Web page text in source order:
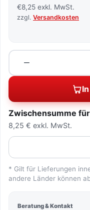
€8,25 exkl. MwSt.
zzgl. Versandkosten
−
Menge
Zwischensumme
8,25 € exkl. MwSt.
* Gilt für Lieferungen
andere Länder können
Beratung & Kontakt